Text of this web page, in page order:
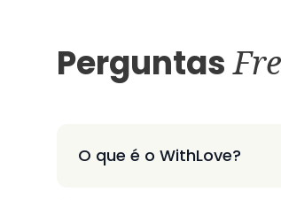
Perguntas
O que é o WithLove?